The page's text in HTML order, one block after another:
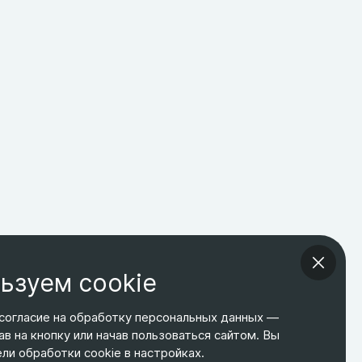
ТЕЛЕФОН
+7 495 266-65-67
ЭЛ. ПОЧТА
shop@relines.ru
АДРЕС
Москва, Гаражная 8
cookie
на обработку персональных данных —
на кнопку или начав пользоваться сайтом. Вы
обработки cookie в настройках.